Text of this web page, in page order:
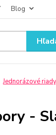
Blog
Jednorázové
-